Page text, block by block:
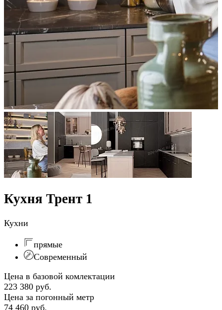
Кухня Трент 1
Кухни
прямые
Современный
Цена в базовой комлектации
223 380 руб.
Цена за погонный метр
74 460 руб.